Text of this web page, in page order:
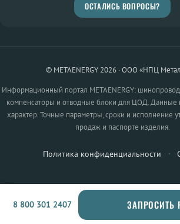
ОСТАЛИСЬ ВОПРОСЫ?
© METAENERGY 2026 · ООО «НПЦ
Информационный портал METAENERGY:
компенсаторы и отводные блоки для ЦОД. Данные
характер. Точные параметры, сроки и исполнение
продаж и паспорте изделия.
Политика конфиденциальности ·
8 800 301 2407 ЗАПРОСИТЬ